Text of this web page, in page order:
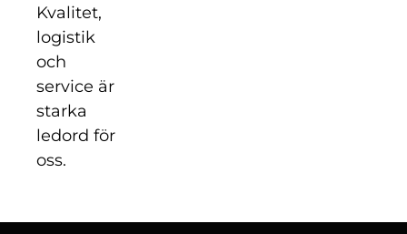
Kvalitet,
logistik
och
service är
starka
ledord för
oss.